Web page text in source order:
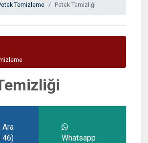
Temizleme Petek Temizliği
Ara
46)
Whatsapp